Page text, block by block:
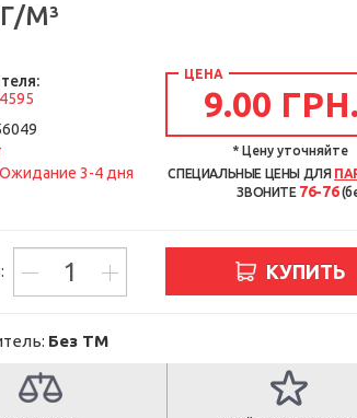
М³
Ожидание 3-4 дня
ЦЕНА
9.00 ГРН.
* Цену уточняйте
СПЕЦИАЛЬНЫЕ ЦЕНЫ ДЛЯ
ЗВОНИТЕ 76-76
КУПИТЬ
Без ТМ